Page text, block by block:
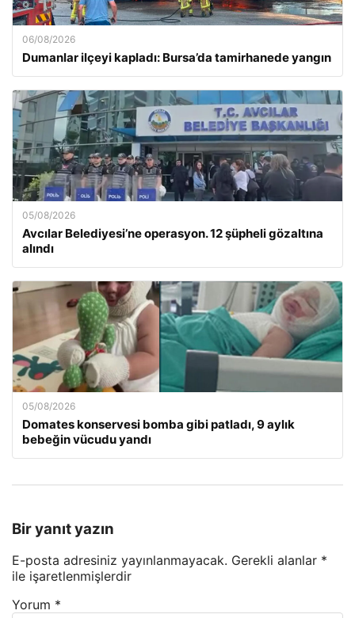
06/08/2026
Dumanlar ilçeyi kapladı: Bursa’da tamirhanede yangın
05/08/2026
Avcılar Belediyesi’ne operasyon. 12 şüpheli gözaltına
alındı
05/08/2026
Domates konservesi bomba gibi patladı, 9 aylık
bebeğin vücudu yandı
Bir yanıt yazın
E-posta adresiniz yayınlanmayacak. Gerekli alanlar *
ile işaretlenmişlerdir
Yorum *